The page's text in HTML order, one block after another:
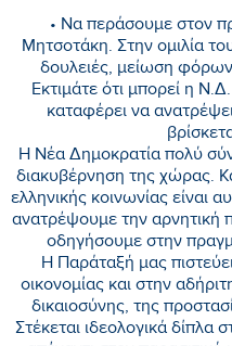
• Να περάσουμε στον
Μητσοτάκη. Στην ομιλία
δουλειές, μείωση
Εκτιμάτε ότι μπορεί η
καταφέρει να
Η Νέα Δημοκρατία πολύ
διακυβέρνηση της χώρας.
ελληνικής κοινωνίας είναι
ανατρέψουμε την αρνητική
οδηγήσουμε στην
Η Παράταξή μας
οικονομίας και στην
δικαιοσύνης, της
Στέκεται ιδεολογικά δίπλα